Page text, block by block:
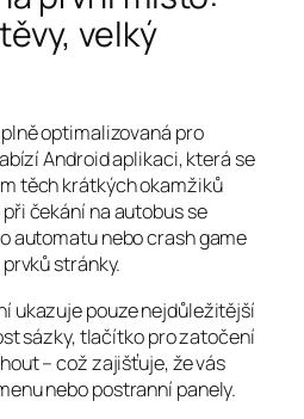
velký
optimalizovaná pro
Android aplikaci, která se
těch krátkých okamžiků
čekání na autobus se
automatu nebo crash game
stránky.
ukazuje pouze nejdůležitější
sázky, tlačítko pro zatočení
– což zajišťuje, že vás
nebo postranní panely.